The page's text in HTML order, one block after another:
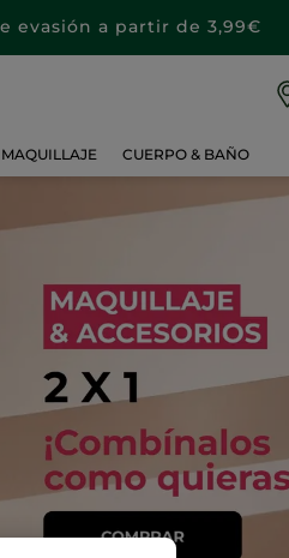
evasión a partir de 3,99€
MAQUILLAJE CUERPO & BAÑO